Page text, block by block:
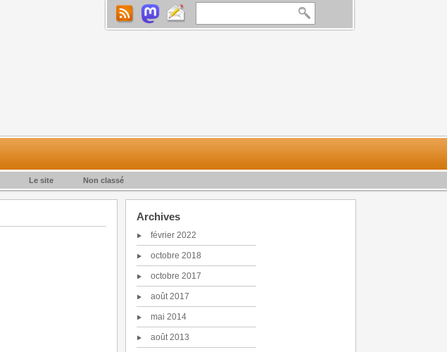
Le site Non classé
Archives
février 2022
octobre 2018
octobre 2017
août 2017
mai 2014
août 2013